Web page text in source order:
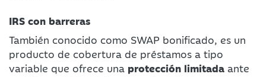
IRS con barreras
También conocido como SWAP bonificado, es un
producto de cobertura de préstamos a tipo
variable que ofrece una protección limitada ante